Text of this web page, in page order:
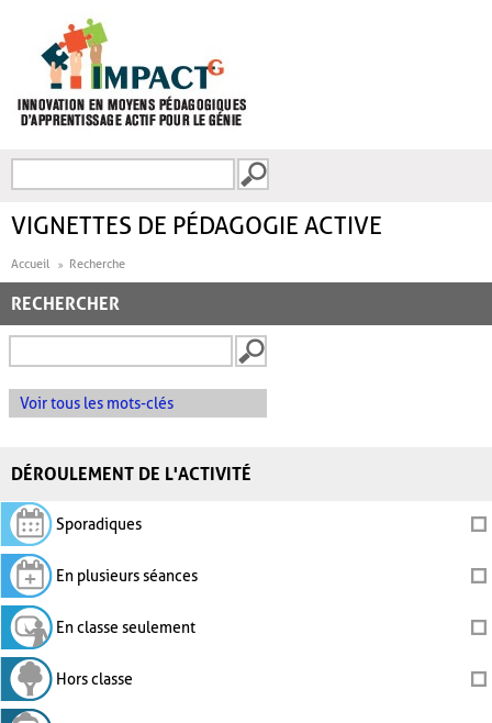
FORMULAIRE DE
VIGNETTES DE PÉDAGOGIE ACTIVE
Accueil Recherche
RECHERCHER
Voir tous les mots-clés
DÉROULEMENT DE L'ACTIVITÉ
Sporadiques
En plusieurs séances
En classe seulement
Hors classe